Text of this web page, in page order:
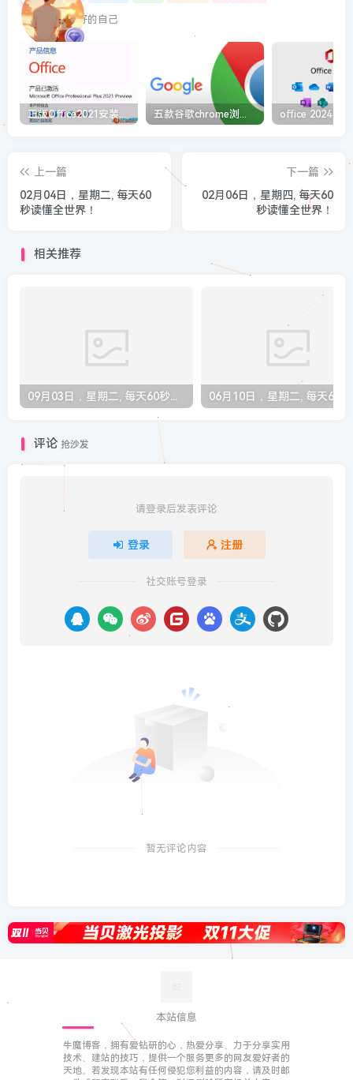
最最好的自己
五款谷歌chrome浏览器截图插件工具推荐
上一篇
02月04日，星期二, 每天60
秒读懂全世界！
下一篇
02月06日，星期四, 每天60
秒读懂全世界！
相关推荐
09月03日，星期二, 每天60秒读懂全世界！
评论 抢沙发
请登录后发表评论
登录 注册
社交账号登录
暂无评论内容
本站信息
牛魔博客，拥有爱钻研的心，热爱分享、力于分享实用
技术、建站的技巧，提供一个服务更多的网友爱好者的
天地。若发现本站有任何侵犯您利益的内容，请及时邮